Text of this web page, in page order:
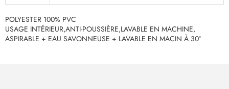
POLYESTER 100% PVC
USAGE INTÉRIEUR,ANTI-POUSSIÈRE,LAVABLE EN MACHINE,
ASPIRABLE + EAU SAVONNEUSE + LAVABLE EN MACIN À 30°